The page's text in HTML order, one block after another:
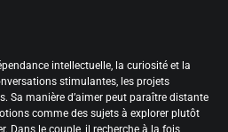
intellectuelle, la curiosité et la
stimulantes, les projets
Sa manière d’aimer peut paraître distante
comme des sujets à explorer plutôt
Dans le couple, il recherche à la fois